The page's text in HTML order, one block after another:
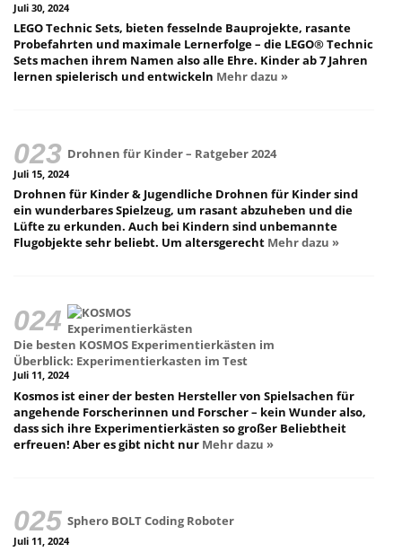
Juli 30, 2024
LEGO Technic Sets, bieten fesselnde Bauprojekte, rasante
Probefahrten und maximale Lernerfolge – die LEGO® Technic
Sets machen ihrem Namen also alle Ehre. Kinder ab 7 Jahren
lernen spielerisch und entwickeln Mehr dazu »
Drohnen für Kinder – Ratgeber 2024
Juli 15, 2024
Drohnen für Kinder & Jugendliche Drohnen für Kinder sind
ein wunderbares Spielzeug, um rasant abzuheben und die
Lüfte zu erkunden. Auch bei Kindern sind unbemannte
Flugobjekte sehr beliebt. Um altersgerecht Mehr dazu »
Die besten KOSMOS Experimentierkästen im
Überblick: Experimentierkasten im Test
Juli 11, 2024
Kosmos ist einer der besten Hersteller von Spielsachen für
angehende Forscherinnen und Forscher – kein Wunder also,
dass sich ihre Experimentierkästen so großer Beliebtheit
erfreuen! Aber es gibt nicht nur Mehr dazu »
Sphero BOLT Coding Roboter
Juli 11, 2024